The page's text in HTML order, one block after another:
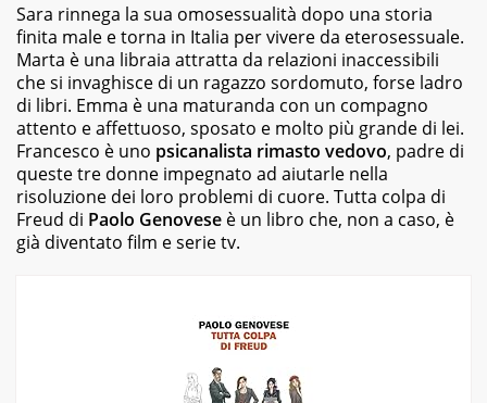
Sara rinnega la sua omosessualità dopo una storia
finita male e torna in Italia per vivere da eterosessuale.
Marta è una libraia attratta da relazioni inaccessibili
che si invaghisce di un ragazzo sordomuto, forse ladro
di libri. Emma è una maturanda con un compagno
attento e affettuoso, sposato e molto più grande di lei.
Francesco è uno psicanalista rimasto vedovo, padre di
queste tre donne impegnato ad aiutarle nella
risoluzione dei loro problemi di cuore. Tutta colpa di
Freud di Paolo Genovese è un libro che, non a caso, è
già diventato film e serie tv.